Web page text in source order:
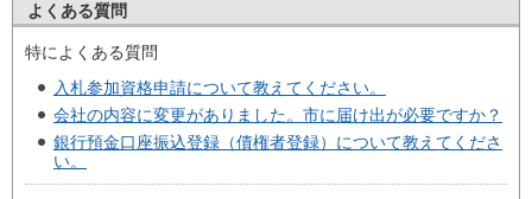
よくある質問
特によくある質問
入札参加資格申請について教えてください。
会社の内容に変更がありました。市に届け出が必要ですか？
銀行預金口座振込登録（債権者登録）について教えてくださ
い。